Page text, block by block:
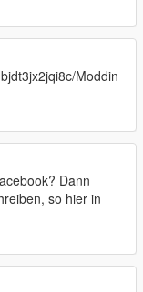
customs-zu-a-t-u-
und-
hertz-
und-
Moddin
Dann
so hier in